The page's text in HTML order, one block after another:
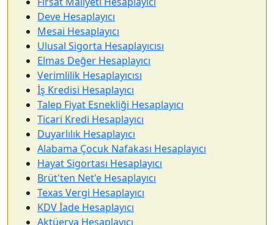
Deve Hesaplayıcı
Mesai Hesaplayıcı
Ulusal Sigorta Hesaplayıcısı
Elmas Değer Hesaplayıcı
Verimlilik Hesaplayıcısı
İş Kredisi Hesaplayıcı
Talep Fiyat Esnekliği Hesaplayıcı
Ticari Kredi Hesaplayıcı
Duyarlılık Hesaplayıcı
Alabama Çocuk Nafakası Hesaplayıcı
Hayat Sigortası Hesaplayıcı
Brüt'ten Net'e Hesaplayıcı
Texas Vergi Hesaplayıcı
KDV İade Hesaplayıcı
Aktüerya Hesaplayıcı